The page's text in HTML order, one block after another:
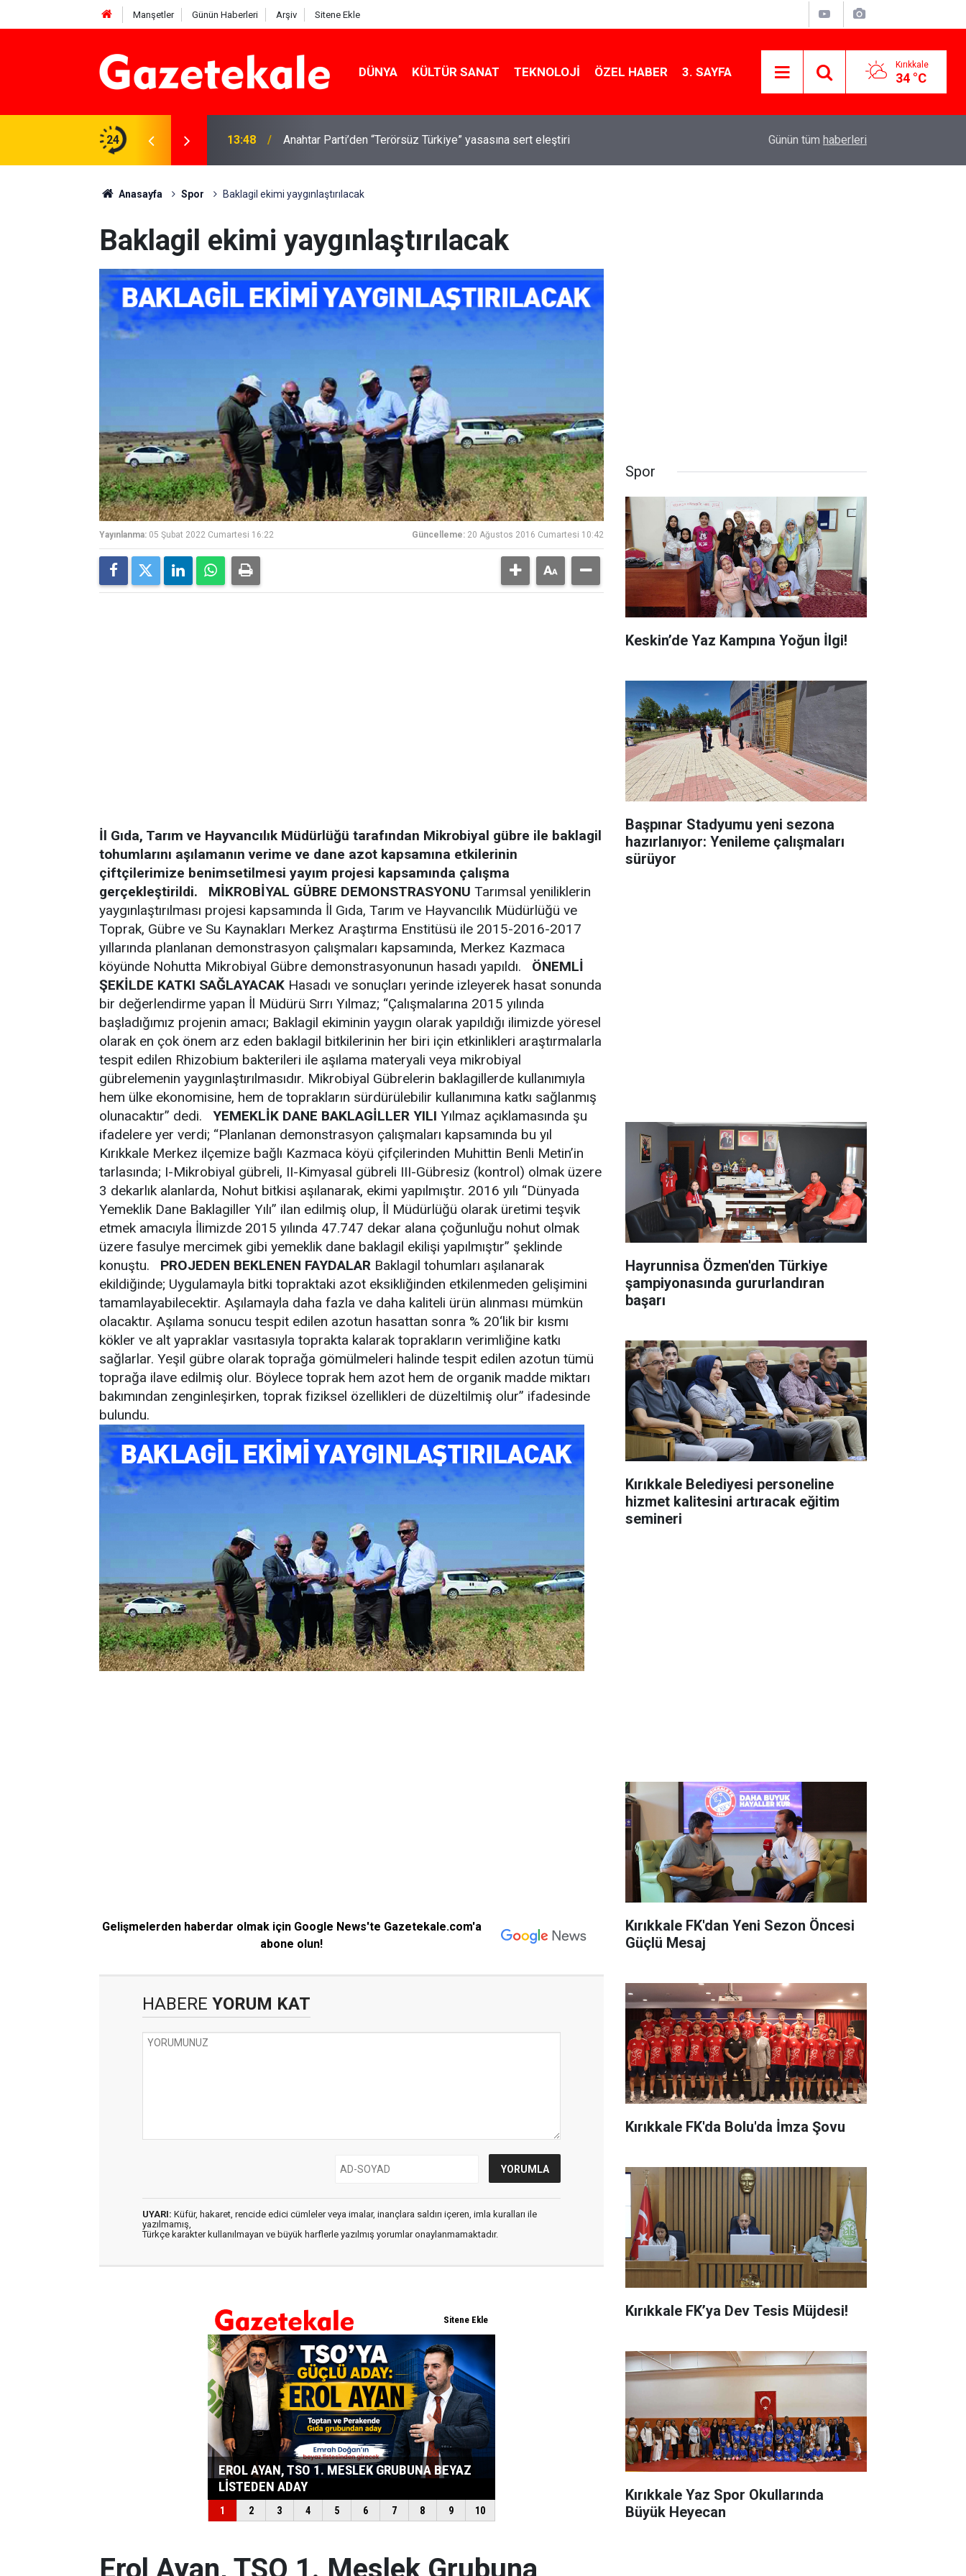
Manşetler Günün Haberleri Arşiv Sitene Ekle
DÜNYA KÜLTÜR SANAT TEKNOLOJI ÖZEL HABER 3. SAYFA Kırıkkale
34 °C
24
Beyaz Listeden aday 13:48 Anahtar Parti’den “Terörsüz Türkiye” yasasına sert eleştiri Kırıkkale’de hayvan hastalıklarına karşı
Günün tüm haberleri
Anasayfa Spor Baklagil ekimi yaygınlaştırılacak
Baklagil ekimi yaygınlaştırılacak
Yayınlanma: 05 Şubat 2022 Cumartesi 16:22 Güncelleme: 20 Ağustos 2016 Cumartesi 10:42
İl Gıda, Tarım ve Hayvancılık Müdürlüğü tarafından Mikrobiyal gübre ile baklagil
tohumlarını aşılamanın verime ve dane azot kapsamına etkilerinin
çiftçilerimize benimsetilmesi yayım projesi kapsamında çalışma
gerçekleştirildi.
MİKROBİYAL GÜBRE DEMONSTRASYONU Tarımsal yeniliklerin
yaygınlaştırılması projesi kapsamında İl Gıda, Tarım ve Hayvancılık Müdürlüğü ve
Toprak, Gübre ve Su Kaynakları Merkez Araştırma Enstitüsü ile 2015-2016-2017
yıllarında planlanan demonstrasyon çalışmaları kapsamında, Merkez Kazmaca
köyünde Nohutta Mikrobiyal Gübre demonstrasyonunun hasadı yapıldı. ÖNEMLİ
ŞEKİLDE KATKI SAĞLAYACAK Hasadı ve sonuçları yerinde izleyerek hasat sonunda
bir değerlendirme yapan İl Müdürü Sırrı Yılmaz; “Çalışmalarına 2015 yılında
başladığımız projenin amacı; Baklagil ekiminin yaygın olarak yapıldığı ilimizde yöresel
olarak en çok önem arz eden baklagil bitkilerinin her biri için etkinlikleri araştırmalarla
tespit edilen Rhizobium bakterileri ile aşılama materyali veya mikrobiyal
gübrelemenin yaygınlaştırılmasıdır. Mikrobiyal Gübrelerin baklagillerde kullanımıyla
hem ülke ekonomisine, hem de toprakların sürdürülebilir kullanımına katkı sağlanmış
olunacaktır” dedi. YEMEKLİK DANE BAKLAGİLLER YILI Yılmaz açıklamasında şu
ifadelere yer verdi; “Planlanan demonstrasyon çalışmaları kapsamında bu yıl
Kırıkkale Merkez ilçemize bağlı Kazmaca köyü çifçilerinden Muhittin Benli Metin’in
tarlasında; I-Mikrobiyal gübreli, II-Kimyasal gübreli III-Gübresiz (kontrol) olmak üzere
3 dekarlık alanlarda, Nohut bitkisi aşılanarak, ekimi yapılmıştır. 2016 yılı “Dünyada
Yemeklik Dane Baklagiller Yılı” ilan edilmiş olup, İl Müdürlüğü olarak üretimi teşvik
etmek amacıyla İlimizde 2015 yılında 47.747 dekar alana çoğunluğu nohut olmak
üzere fasulye mercimek gibi yemeklik dane baklagil ekilişi yapılmıştır” şeklinde
konuştu. PROJEDEN BEKLENEN FAYDALAR Baklagil tohumları aşılanarak
ekildiğinde; Uygulamayla bitki topraktaki azot eksikliğinden etkilenmeden gelişimini
tamamlayabilecektir. Aşılamayla daha fazla ve daha kaliteli ürün alınması mümkün
olacaktır. Aşılama sonucu tespit edilen azotun hasattan sonra % 20‘lik bir kısmı
kökler ve alt yapraklar vasıtasıyla toprakta kalarak toprakların verimliğine katkı
sağlarlar. Yeşil gübre olarak toprağa gömülmeleri halinde tespit edilen azotun tümü
toprağa ilave edilmiş olur. Böylece toprak hem azot hem de organik madde miktarı
bakımından zenginleşirken, toprak fiziksel özellikleri de düzeltilmiş olur” ifadesinde
bulundu.
Gelişmelerden haberdar olmak için Google News'te Gazetekale.com'a
abone olun!
HABERE YORUM KAT
UYARI: Küfür, hakaret, rencide edici cümleler veya imalar, inançlara saldırı içeren, imla kuralları ile
yazılmamış,
Türkçe karakter kullanılmayan ve büyük harflerle yazılmış yorumlar onaylanmamaktadır.
Spor
Keskin’de Yaz Kampına Yoğun İlgi!
Başpınar Stadyumu yeni sezona
hazırlanıyor: Yenileme çalışmaları
sürüyor
Hayrunnisa Özmen'den Türkiye
şampiyonasında gururlandıran
başarı
Kırıkkale Belediyesi personeline
hizmet kalitesini artıracak eğitim
semineri
Kırıkkale FK'dan Yeni Sezon Öncesi
Güçlü Mesaj
Kırıkkale FK'da Bolu'da İmza Şovu
Kırıkkale FK’ya Dev Tesis Müjdesi!
Kırıkkale Yaz Spor Okullarında
Büyük Heyecan
Erol Ayan, TSO 1. Meslek Grubuna